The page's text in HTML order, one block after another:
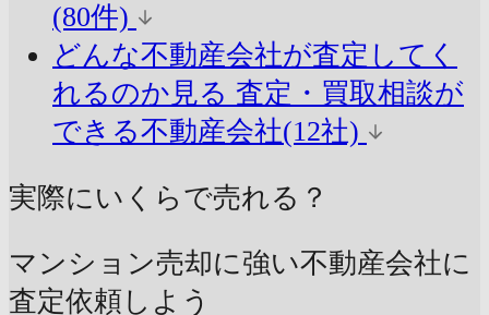
(80件)
どんな不動産会社が査定してく
れるのか見る 査定・買取相談が
できる不動産会社(12社)
実際にいくらで売れる？
マンション売却に強い不動産会社に
査定依頼しよう